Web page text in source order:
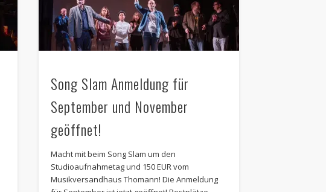
Song Slam Anmeldung für
September und November
geöffnet!
Macht mit beim Song Slam um den
Studioaufnahmetag und 150 EUR vom
Musikversandhaus Thomann! Die Anmeldung